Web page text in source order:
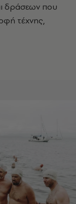
δράσεων που
τέχνης,